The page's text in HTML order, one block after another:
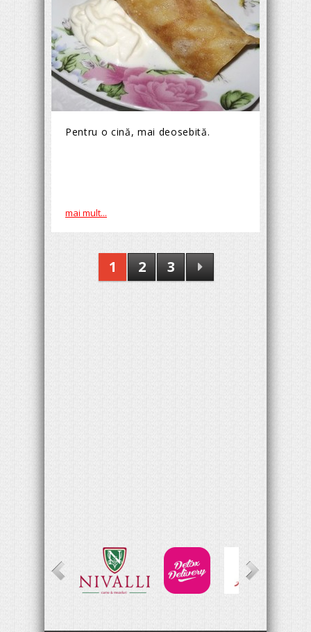
Pentru o cină, mai deosebită.
mai mult...
1 2 3